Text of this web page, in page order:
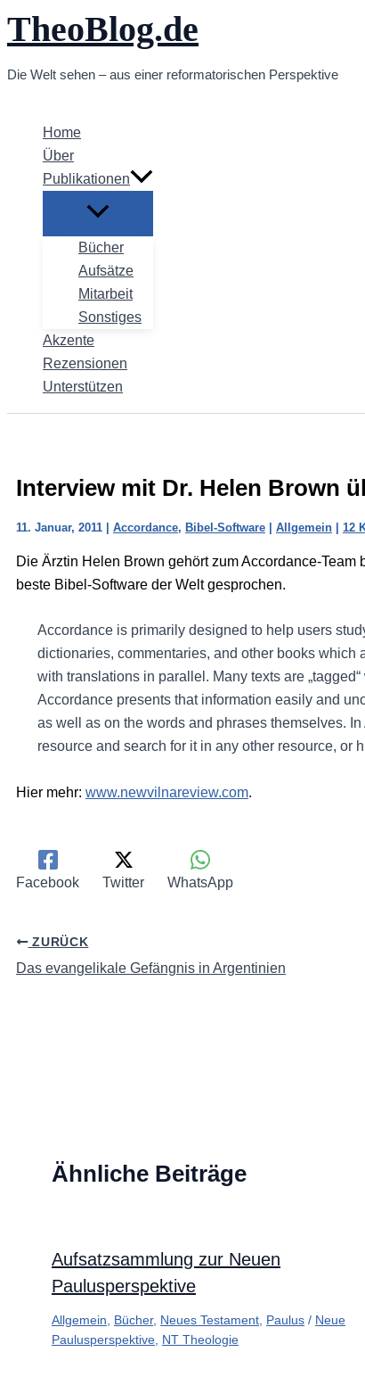
Zum
Inhalt
TheoBlog.de
Die Welt sehen – aus einer reformatorischen Perspektive
Home
Über
Publikationen
Bücher
Aufsätze
Mitarbeit
Sonstiges
Akzente
Rezensionen
Unterstützen
Interview mit Dr. Helen Brown
11. Januar, 2011 | Accordance, Bibel-Software | Allgemein | 12
Die Ärztin Helen Brown gehört zum Accordance-Team
beste Bibel-Software der Welt gesprochen.
Accordance is primarily designed to help users
dictionaries, commentaries, and other books which
with translations in parallel. Many texts are
Accordance presents that information easily and
as well as on the words and phrases themselves.
resource and search for it in any other resource, or
Hier mehr: www.newvilnareview.com.
Facebook Twitter WhatsApp
ZURÜCK
Das evangelikale Gefängnis in Argentinien
Ähnliche Beiträge
Aufsatzsammlung zur Neuen
Paulusperspektive
Allgemein Bücher, Neues Testament Paulus / Neue
Paulusperspektive NT Theologie